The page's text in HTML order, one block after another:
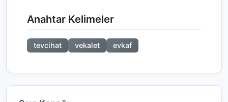
Anahtar Kelimeler
tevcihat vekalet evkaf